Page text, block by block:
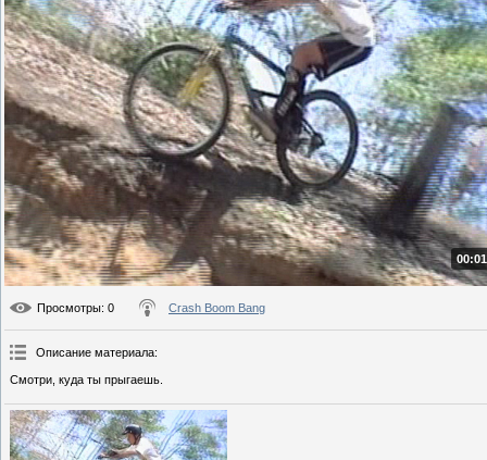
Просмотры: 0 Crash Boom Bang
Описание материала:
Смотри, куда ты прыгаешь.